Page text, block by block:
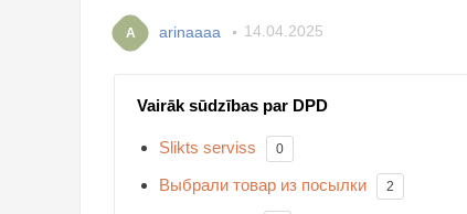
A arinaaaa 14.04.2025
Vairāk sūdzības par DPD
Slikts serviss 0
Выбрали товар из посылки 2